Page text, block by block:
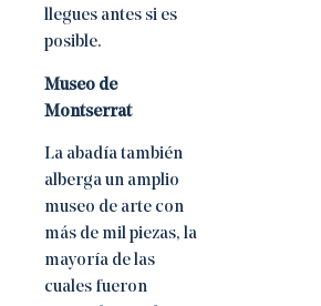
llegues antes si es
posible.
Museo de
Montserrat
La abadía también
alberga un amplio
museo de arte con
más de mil piezas, la
mayoría de las
cuales fueron